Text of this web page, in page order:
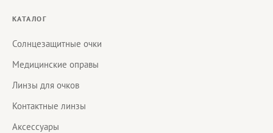
КАТАЛОГ
Солнцезащитные очки
Медицинские оправы
Линзы для очков
Контактные линзы
Аксессуары